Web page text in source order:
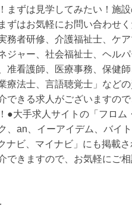
まずは見学してみたい！施
ずはお気軽にお問い合わせ
務者研修、介護福祉士、ケ
ジャー、社会福祉士、ヘル
准看護師、医療事務、保健
療法士、言語聴覚士」など
できる求人がございますの
●大手求人サイトの「フロム
、an、イーアイデム、バイ
ナビ、マイナビ」にも掲載
できますので、お気軽にご